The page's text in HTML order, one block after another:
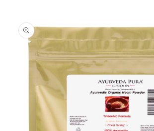
información
del producto